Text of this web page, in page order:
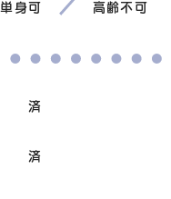
単身可 高齢不可
済
済